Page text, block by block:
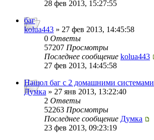
28 фев 2013, 15:27:55
баг
kolua443 » 27 фев 2013, 14:45:58
0 Ответы
57207 Просмотры
Последнее сообщение kolua443
27 фев 2013, 14:45:58
Нашол баг с 2 домашними системами
Думка » 27 янв 2013, 13:22:40
2 Ответы
52263 Просмотры
Последнее сообщение Думка
23 фев 2013, 09:23:19